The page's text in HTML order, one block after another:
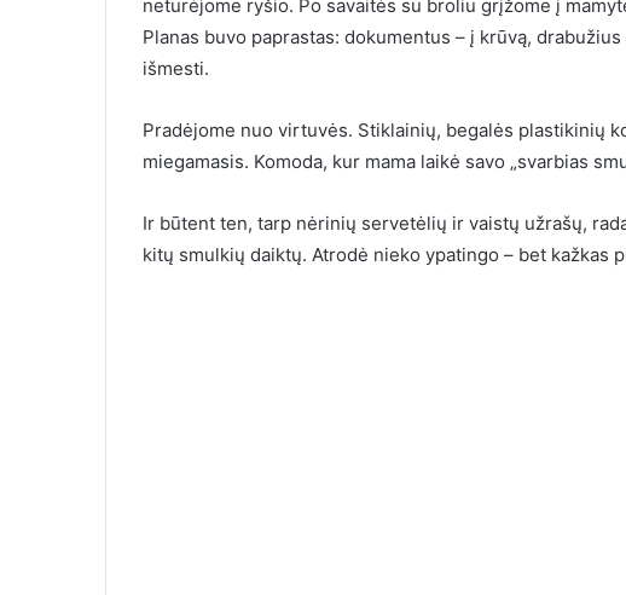
neturėjome ryšio. Po savaitės su broliu grįžome į
Planas buvo paprastas: dokumentus – į krūvą,
išmesti.
Pradėjome nuo virtuvės. Stiklainių, begalės plastikinių
miegamasis. Komoda, kur mama laikė savo „svarbias
Ir būtent ten, tarp nėrinių servetėlių ir vaistų užrašų,
kitų smulkių daiktų. Atrodė nieko ypatingo – bet kažkas